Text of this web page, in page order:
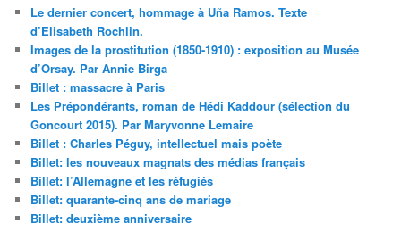
Le dernier concert, hommage à Uña Ramos. Texte
d’Elisabeth Rochlin.
Images de la prostitution (1850-1910) : exposition au Musée
d’Orsay. Par Annie Birga
Billet : massacre à Paris
Les Prépondérants, roman de Hédi Kaddour (sélection du
Goncourt 2015). Par Maryvonne Lemaire
Billet : Charles Péguy, intellectuel mais poète
Billet: les nouveaux magnats des médias français
Billet: l’Allemagne et les réfugiés
Billet: quarante-cinq ans de mariage
Billet: deuxième anniversaire